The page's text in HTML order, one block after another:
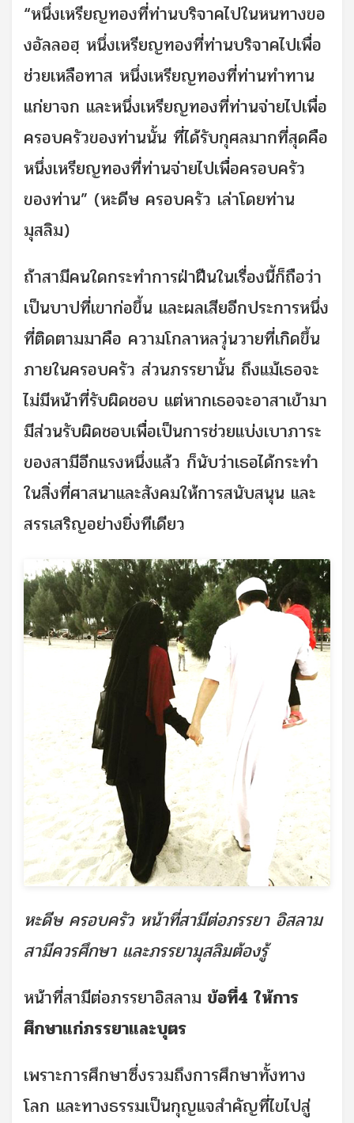
“หนึ่งเหรียญทองที่ท่านบริจาคไปในหนทางขอ
งอัลลอฮฺ หนึ่งเหรียญทองที่ท่านบริจาคไปเพื่อ
ช่วยเหลือทาส หนึ่งเหรียญทองที่ท่านทำทาน
แก่ยาจก และหนึ่งเหรียญทองที่ท่านจ่ายไปเพื่อ
ครอบครัวของท่านนั้น ที่ได้รับกุศลมากที่สุดคือ
หนึ่งเหรียญทองที่ท่านจ่ายไปเพื่อครอบครัว
ของท่าน” (หะดีษ ครอบครัว เล่าโดยท่าน
มุสลิม)
ถ้าสามีคนใดกระทำการฝ่าฝืนในเรื่องนี้ก็ถือว่า
เป็นบาปที่เขาก่อขึ้น และผลเสียอีกประการหนึ่ง
ที่ติดตามมาคือ ความโกลาหลวุ่นวายที่เกิดขึ้น
ภายในครอบครัว ส่วนภรรยานั้น ถึงแม้เธอจะ
ไม่มีหน้าที่รับผิดชอบ แต่หากเธอจะอาสาเข้ามา
มีส่วนรับผิดชอบเพื่อเป็นการช่วยแบ่งเบาภาระ
ของสามีอีกแรงหนึ่งแล้ว ก็นับว่าเธอได้กระทำ
ในสิ่งที่ศาสนาและสังคมให้การสนับสนุน และ
สรรเสริญอย่างยิ่งทีเดียว
หะดีษ ครอบครัว หน้าที่สามีต่อภรรยา อิสลาม
สามีควรศึกษา และภรรยามุสลิมต้องรู้
หน้าที่สามีต่อภรรยาอิสลาม ข้อที่4 ให้การ
ศึกษาแก่ภรรยาและบุตร
เพราะการศึกษาซึ่งรวมถึงการศึกษาทั้งทาง
โลก และทางธรรมเป็นกุญแจสำคัญที่ไขไปสู่